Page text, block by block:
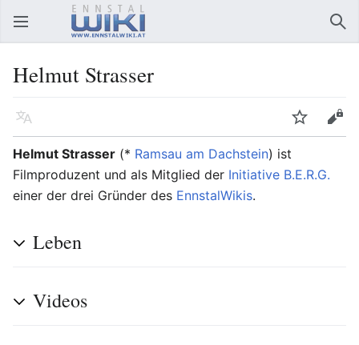
Hauptmenü öffnen
Helmut Strasser
Sprache Beobachten
Bearbeiten
Helmut Strasser (* Ramsau am Dachstein) ist
Filmproduzent und als Mitglied der Initiative B.E.R.G.
einer der drei Gründer des EnnstalWikis.
Leben
Videos